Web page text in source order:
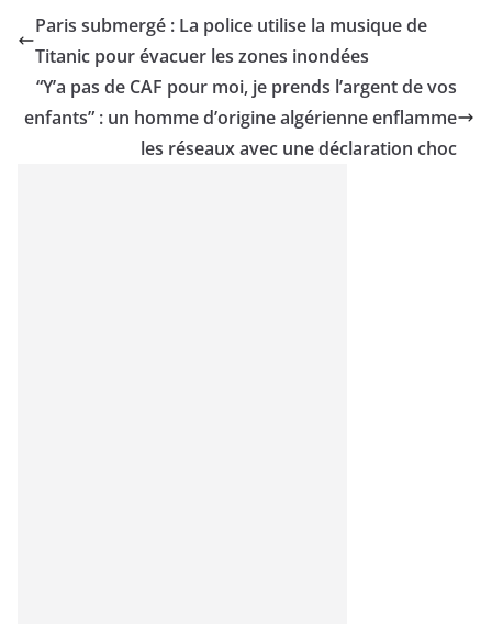
Paris submergé : La police utilise la musique de
Titanic pour évacuer les zones inondées
“Y’a pas de CAF pour moi, je prends l’argent de vos
enfants” : un homme d’origine algérienne enflamme
les réseaux avec une déclaration choc